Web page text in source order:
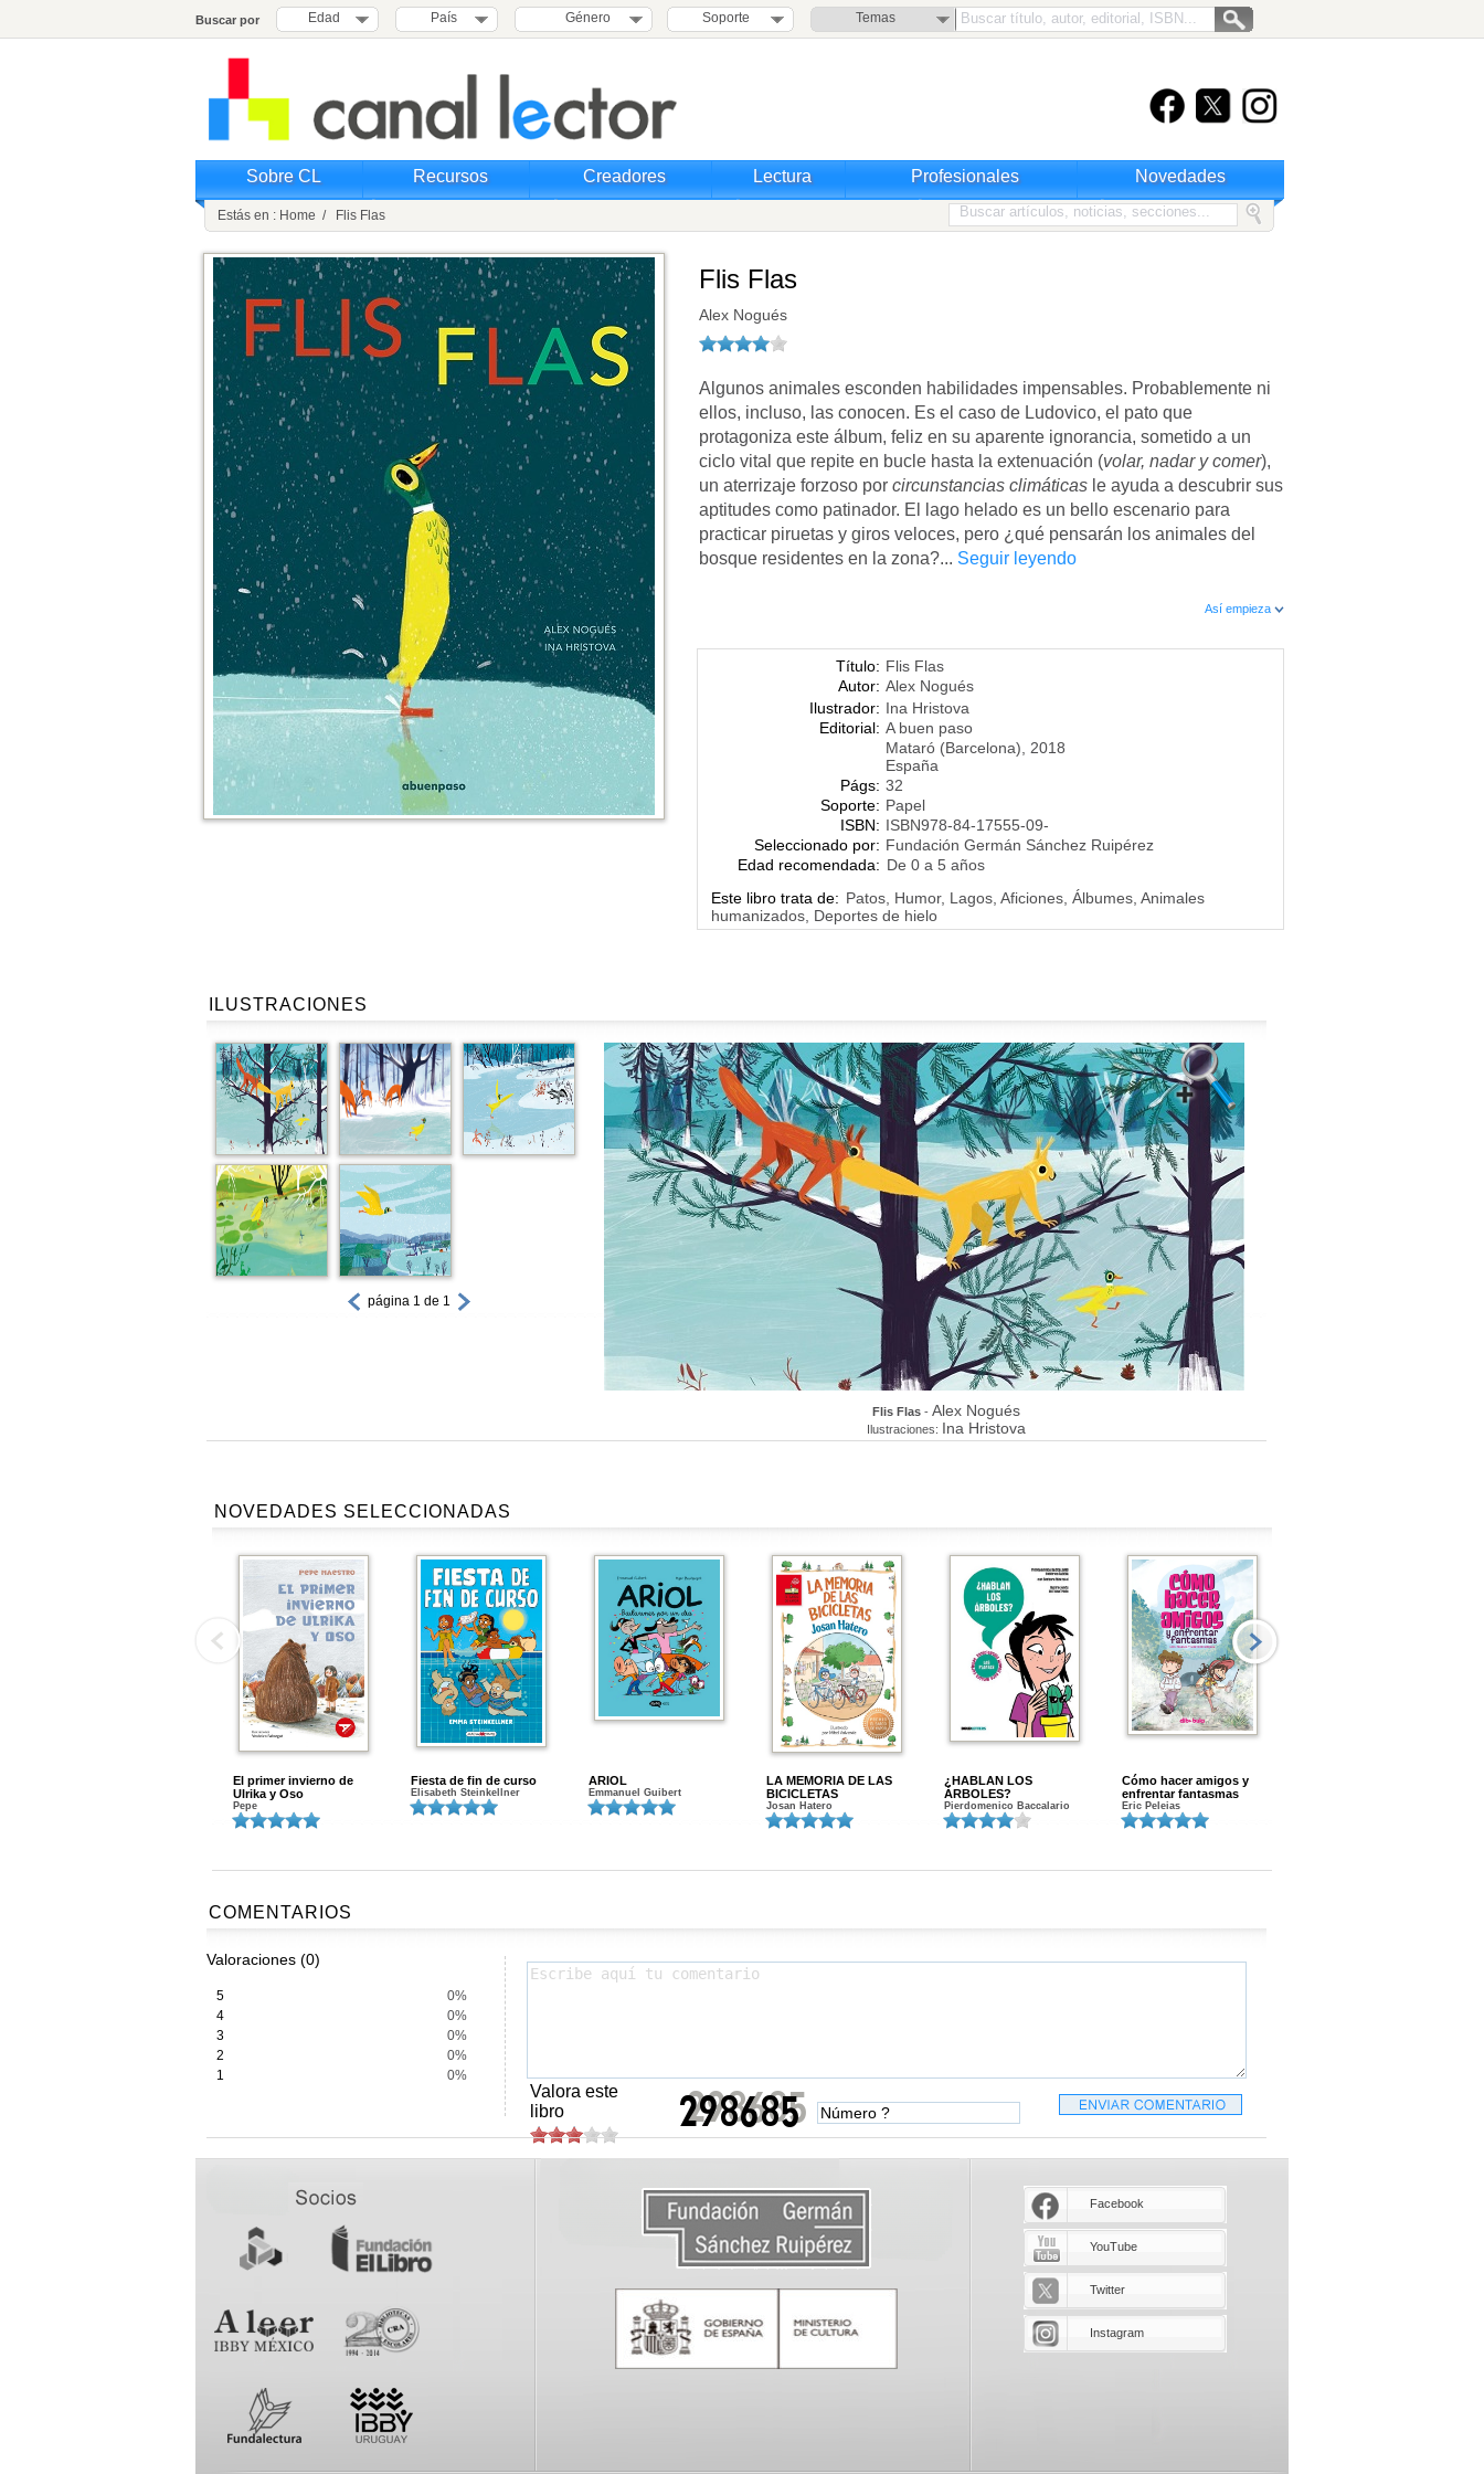
Buscar por Edad País Género Soporte Temas
Sobre CL Recursos Creadores Lectura Profesionales Novedades
Estás en : Home / Flis Flas
Flis Flas
Alex Nogués
Algunos animales esconden habilidades impensables. Probablemente ni
ellos, incluso, las conocen. Es el caso de Ludovico, el pato que
protagoniza este álbum, feliz en su aparente ignorancia, sometido a un
ciclo vital que repite en bucle hasta la extenuación (volar, nadar y comer),
un aterrizaje forzoso por circunstancias climáticas le ayuda a descubrir sus
aptitudes como patinador. El lago helado es un bello escenario para
practicar piruetas y giros veloces, pero ¿qué pensarán los animales del
bosque residentes en la zona?... Seguir leyendo
Así empieza
Título: Flis Flas
Autor: Alex Nogués
Ilustrador: Ina Hristova
Editorial: A buen paso
Mataró (Barcelona), 2018
España
Págs: 32
Soporte: Papel
ISBN: ISBN978-84-17555-09-
Seleccionado por: Fundación Germán Sánchez Ruipérez
Edad recomendada: De 0 a 5 años
Este libro trata de: Patos, Humor, Lagos, Aficiones, Álbumes, Animales
humanizados, Deportes de hielo
ILUSTRACIONES
página 1 de 1
Flis Flas - Alex Nogués
Ilustraciones: Ina Hristova
NOVEDADES SELECCIONADAS
El primer invierno de
Ulrika y Oso
Pepe
Fiesta de fin de curso
Elisabeth Steinkellner
ARIOL
Emmanuel Guibert
LA MEMORIA DE LAS
BICICLETAS
Josan Hatero
¿HABLAN LOS
ÁRBOLES?
Pierdomenico Baccalario
Cómo hacer amigos y
enfrentar fantasmas
Eric Peleias
COMENTARIOS
Valoraciones (0)
5
0%
4
0%
3
0%
2
0%
1
0%
Valora este
libro
Facebook
YouTube
Twitter
Instagram